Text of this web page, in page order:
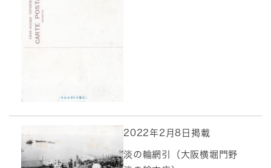
2022年2月8日掲載
淡の輪網引（大阪横堀門野